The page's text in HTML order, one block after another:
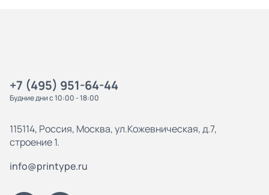
+7 (495) 951-64-44
Будние дни с 10:00 - 18:00
115114, Россия, Москва, ул.Кожевническая, д.7,
строение 1.
info@printype.ru